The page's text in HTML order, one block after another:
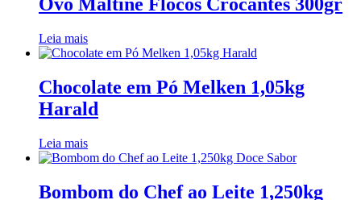
Ovo Maltine Flocos Crocantes 300gr
Leia mais
Chocolate em Pó Melken 1,05kg
Harald
Leia mais
Bombom do Chef ao Leite 1,250kg